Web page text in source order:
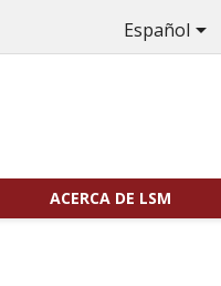
Español
ACERCA DE LSM